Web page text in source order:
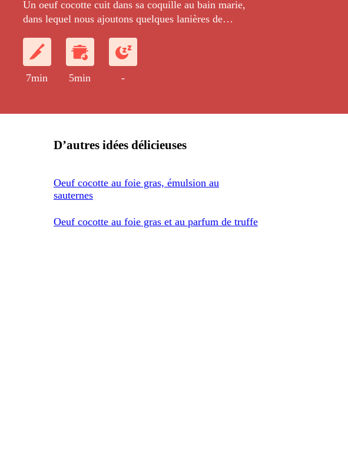
Un oeuf cocotte cuit dans sa coquille au bain marie,
dans lequel nous ajoutons quelques lanières de
cuisson une crème montée au siphon, parfumée
avec une purée de citrons confit.
7min
5min -
D’autres idées délicieuses
Oeuf cocotte au foie gras, émulsion au
sauternes
Oeuf cocotte au foie gras et au parfum de truffe